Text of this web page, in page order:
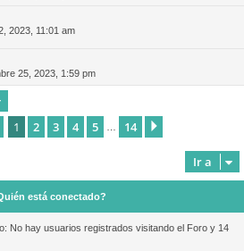
2023, 11:01 am
25, 2023, 1:59 pm
Página de 14
1 2 3 4 5 14
Ir a
está conectado?
No hay usuarios registrados visitando el Foro y 14